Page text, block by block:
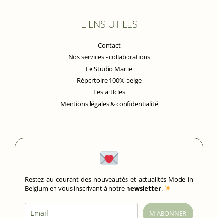
LIENS UTILES
Contact
Nos services - collaborations
Le Studio Marlie
Répertoire 100% belge
Les articles
Mentions légales & confidentialité
Restez au courant des nouveautés et actualités Mode in
Belgium en vous inscrivant à notre newsletter.
M'ABONNER